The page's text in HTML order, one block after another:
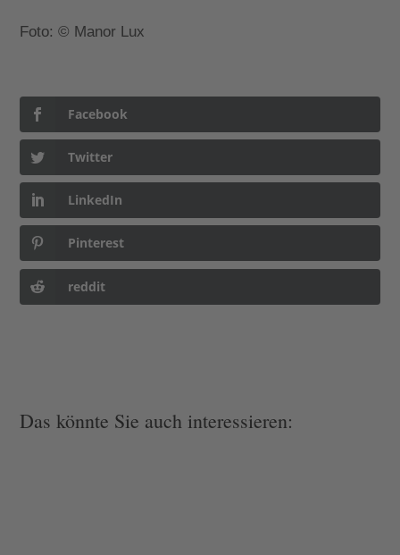
Foto: © Manor Lux
Facebook
Twitter
LinkedIn
Pinterest
reddit
Das könnte Sie auch interessieren: